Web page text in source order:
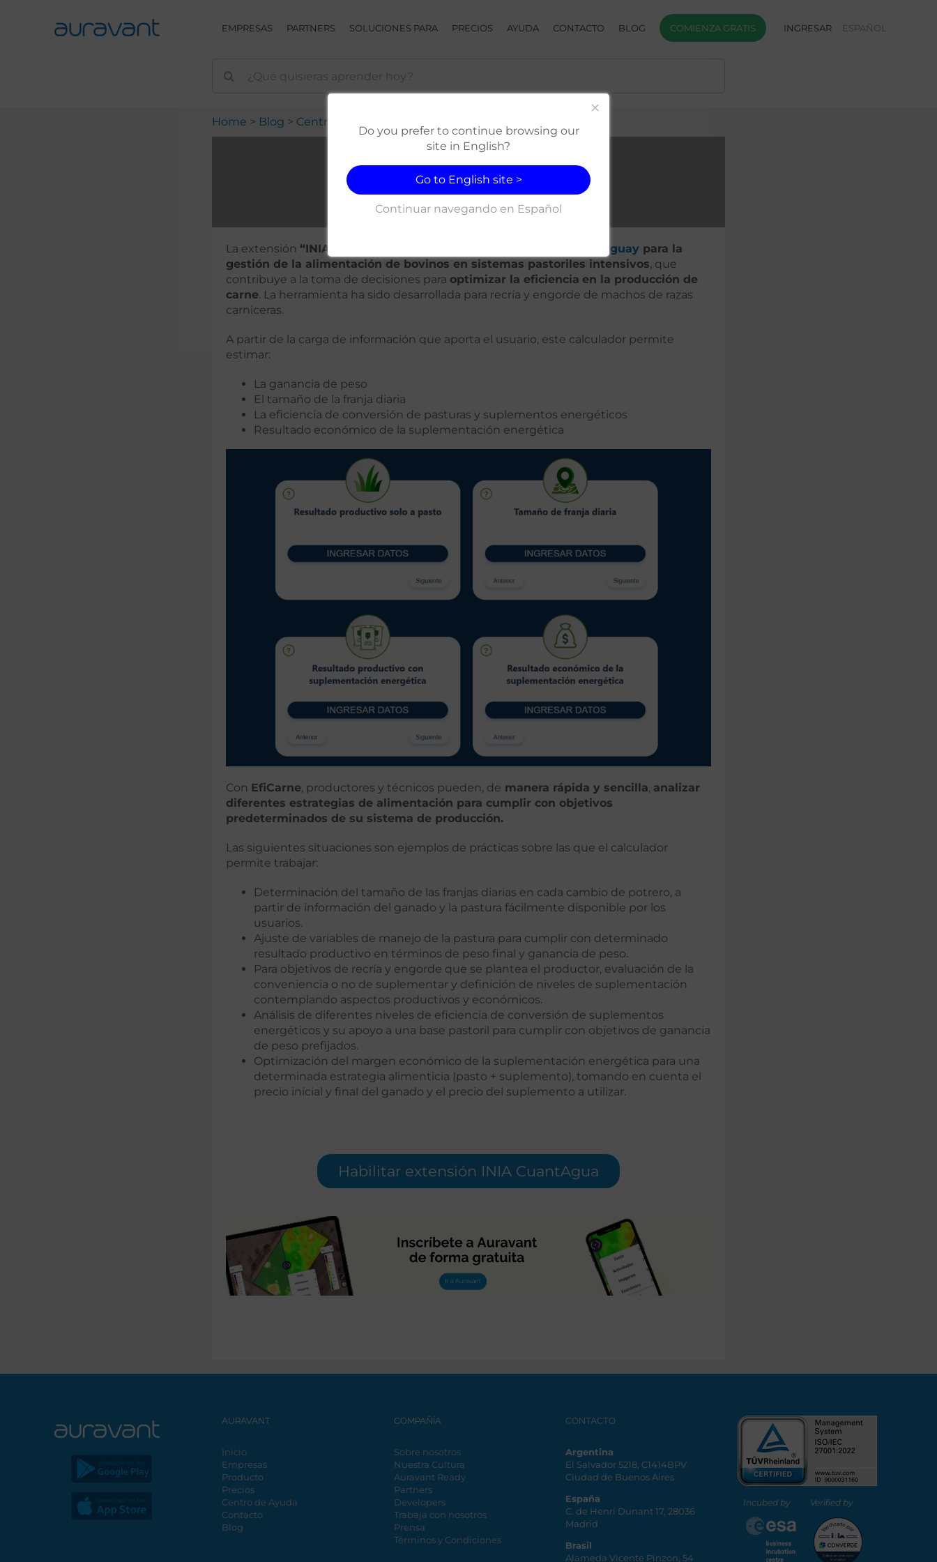
EMPRESAS PARTNERS SOLUCIONES PARA PRECIOS AYUDA CONTACTO BLOG COMIENZA GRATIS INGRESAR ESPAÑOL
Home Blog Centro de Ayuda
INIA EfiCarne
La extensión “INIA EfiCarne” INIA Uruguaypara la
gestión de la alimentación de bovinos en sistemas pastoriles intensivos, que
contribuye a la toma de decisiones para optimizar la eficiencia en la producción de
carne. La herramienta ha sido desarrollada para recría y engorde de machos de razas
carniceras.
A partir de la carga de información que aporta el usuario, este calculador permite
estimar:
La ganancia de peso
El tamaño de la franja diaria
La eficiencia de conversión de pasturas y suplementos energéticos
Resultado económico de la suplementación energética
Con EfiCarne, productores y técnicos pueden, de manera rápida y sencilla, analizar
diferentes estrategias de alimentación para cumplir con objetivos
predeterminados de su sistema de producción.
Las siguientes situaciones son ejemplos de prácticas sobre las que el calculador
permite trabajar:
Determinación del tamaño de las franjas diarias en cada cambio de potrero, a
partir de información del ganado y la pastura fácilmente disponible por los
usuarios.
Ajuste de variables de manejo de la pastura para cumplir con determinado
resultado productivo en términos de peso final y ganancia de peso.
Para objetivos de recría y engorde que se plantea el productor, evaluación de la
conveniencia o no de suplementar y definición de niveles de suplementación
contemplando aspectos productivos y económicos.
Análisis de diferentes niveles de eficiencia de conversión de suplementos
energéticos y su apoyo a una base pastoril para cumplir con objetivos de ganancia
de peso prefijados.
Optimización del margen económico de la suplementación energética para una
determinada estrategia alimenticia (pasto + suplemento), tomando en cuenta el
precio inicial y final del ganado y el precio del suplemento a utilizar.
Habilitar extensión INIA CuantAgua
AURAVANT
Inicio
Empresas
Producto
Precios
Centro de Ayuda
Contacto
Blog
COMPAÑÍA
Sobre nosotros
Nuestra Cultura
Auravant Ready
Partners
Developers
Trabaja con nosotros
Prensa
Términos y Condiciones
CONTACTO
Argentina
El Salvador 5218, C1414BPV
Ciudad de Buenos Aires
España
C. de Henri Dunant 17, 28036
Madrid
Brasil
Alameda Vicente Pinzon, 54
Incubed by Verified by
Do you prefer to continue browsing our
site in English?
×
Go to English site >
Continuar navegando en Español